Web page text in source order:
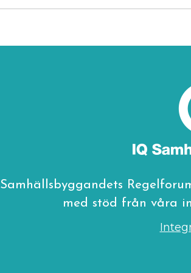
Samhällsbyggandets
med stöd från våra